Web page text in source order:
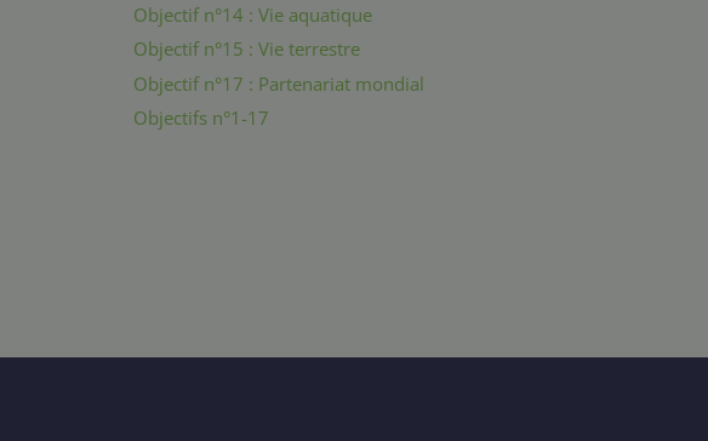
Objectif n°14 : Vie aquatique
Objectif n°15 : Vie terrestre
Objectif n°17 : Partenariat mondial
Objectifs n°1-17